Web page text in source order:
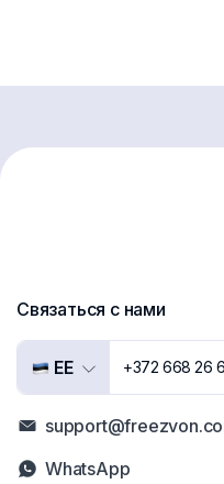
Связаться с нами
EE +372 668 26
WhatsApp